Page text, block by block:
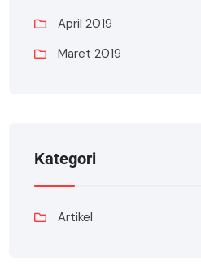
April 2019
Maret 2019
Kategori
Artikel